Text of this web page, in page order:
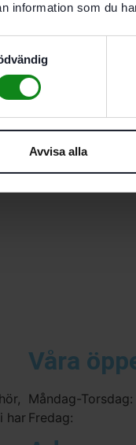
information som du
Avvisa alla
har
Våra
Måndag-Torsdag:
Fredag: